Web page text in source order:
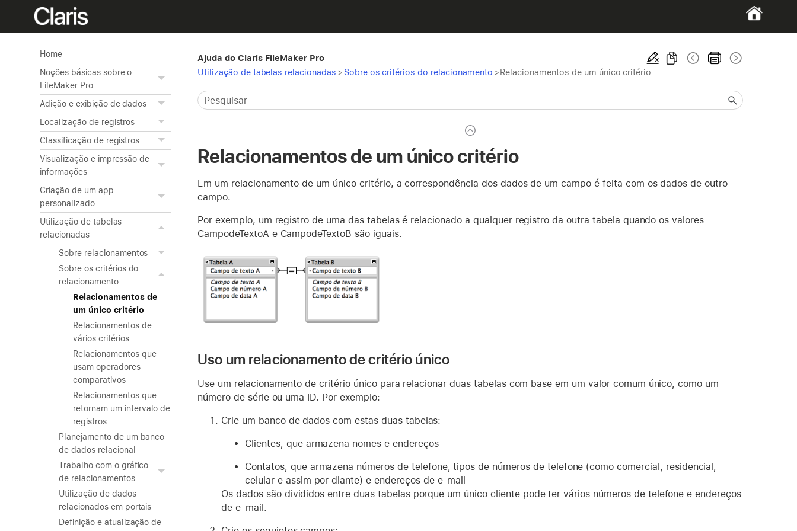
Home
Noções básicas sobre o
FileMaker Pro
Adição e exibição de dados
Localização de registros
Classificação de registros
Visualização e impressão de
informações
Criação de um app
personalizado
Utilização de tabelas
relacionadas
Sobre relacionamentos
Sobre os critérios do
relacionamento
Relacionamentos de
um único critério
Relacionamentos de
vários critérios
Relacionamentos que
usam operadores
comparativos
Relacionamentos que
retornam um intervalo de
registros
Planejamento de um banco
de dados relacional
Trabalho com o gráfico
de relacionamentos
Utilização de dados
relacionados em portais
Definição e atualização de
Ajuda do Claris FileMaker Pro
Utilização de tabelas relacionadas > Sobre os critérios do relacionamento >Relacionamentos de um único critério
Relacionamentos de um único critério
Em um relacionamento de um único critério, a correspondência dos dados de um campo é feita com os dados de outro
campo.
Por exemplo, um registro de uma das tabelas é relacionado a qualquer registro da outra tabela quando os valores
CampodeTextoA e CampodeTextoB são iguais.
Uso um relacionamento de critério único
Use um relacionamento de critério único para relacionar duas tabelas com base em um valor comum único, como um
número de série ou uma ID. Por exemplo:
Crie um banco de dados com estas duas tabelas:
Clientes, que armazena nomes e endereços
Contatos, que armazena números de telefone, tipos de números de telefone (como comercial, residencial,
celular e assim por diante) e endereços de e-mail
Os dados são divididos entre duas tabelas porque um único cliente pode ter vários números de telefone e endereços
de e-mail.